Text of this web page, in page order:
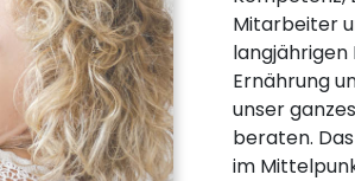
Mitarbeiter
langjährigen
Ernährung
unser
beraten.
im